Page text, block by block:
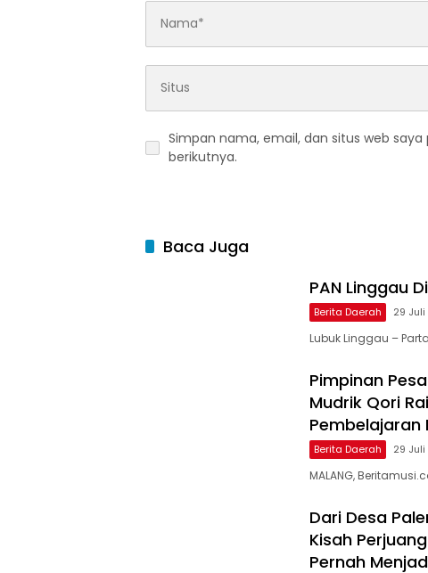
Simpan nama, email, dan situs web
berikutnya.
Baca Juga
PAN Linggau
Berita Daerah 29
Lubuk Linggau –
Pimpinan
Mudrik Qori
Pembelajaran
Berita Daerah 29
MALANG,
Dari Desa
Kisah
Pernah